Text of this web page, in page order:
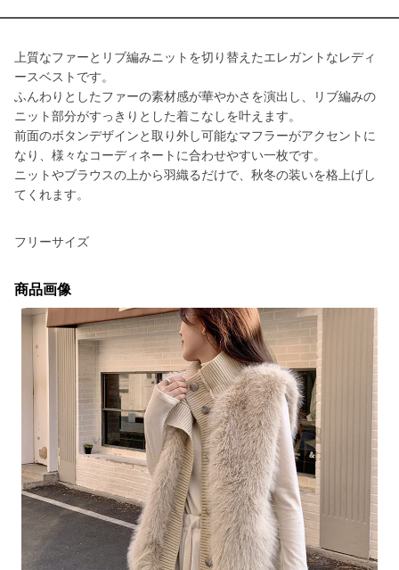
上質なファーとリブ編みニットを切り替えたエレガントなレディ
ースベストです。
ふんわりとしたファーの素材感が華やかさを演出し、リブ編みの
ニット部分がすっきりとした着こなしを叶えます。
前面のボタンデザインと取り外し可能なマフラーがアクセントに
なり、様々なコーディネートに合わせやすい一枚です。
ニットやブラウスの上から羽織るだけで、秋冬の装いを格上げし
てくれます。
フリーサイズ
商品画像